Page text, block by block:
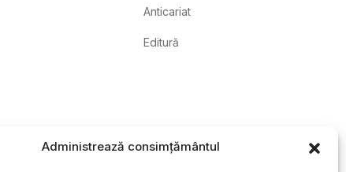
Administrează consimțământul
Anticariat
Editură